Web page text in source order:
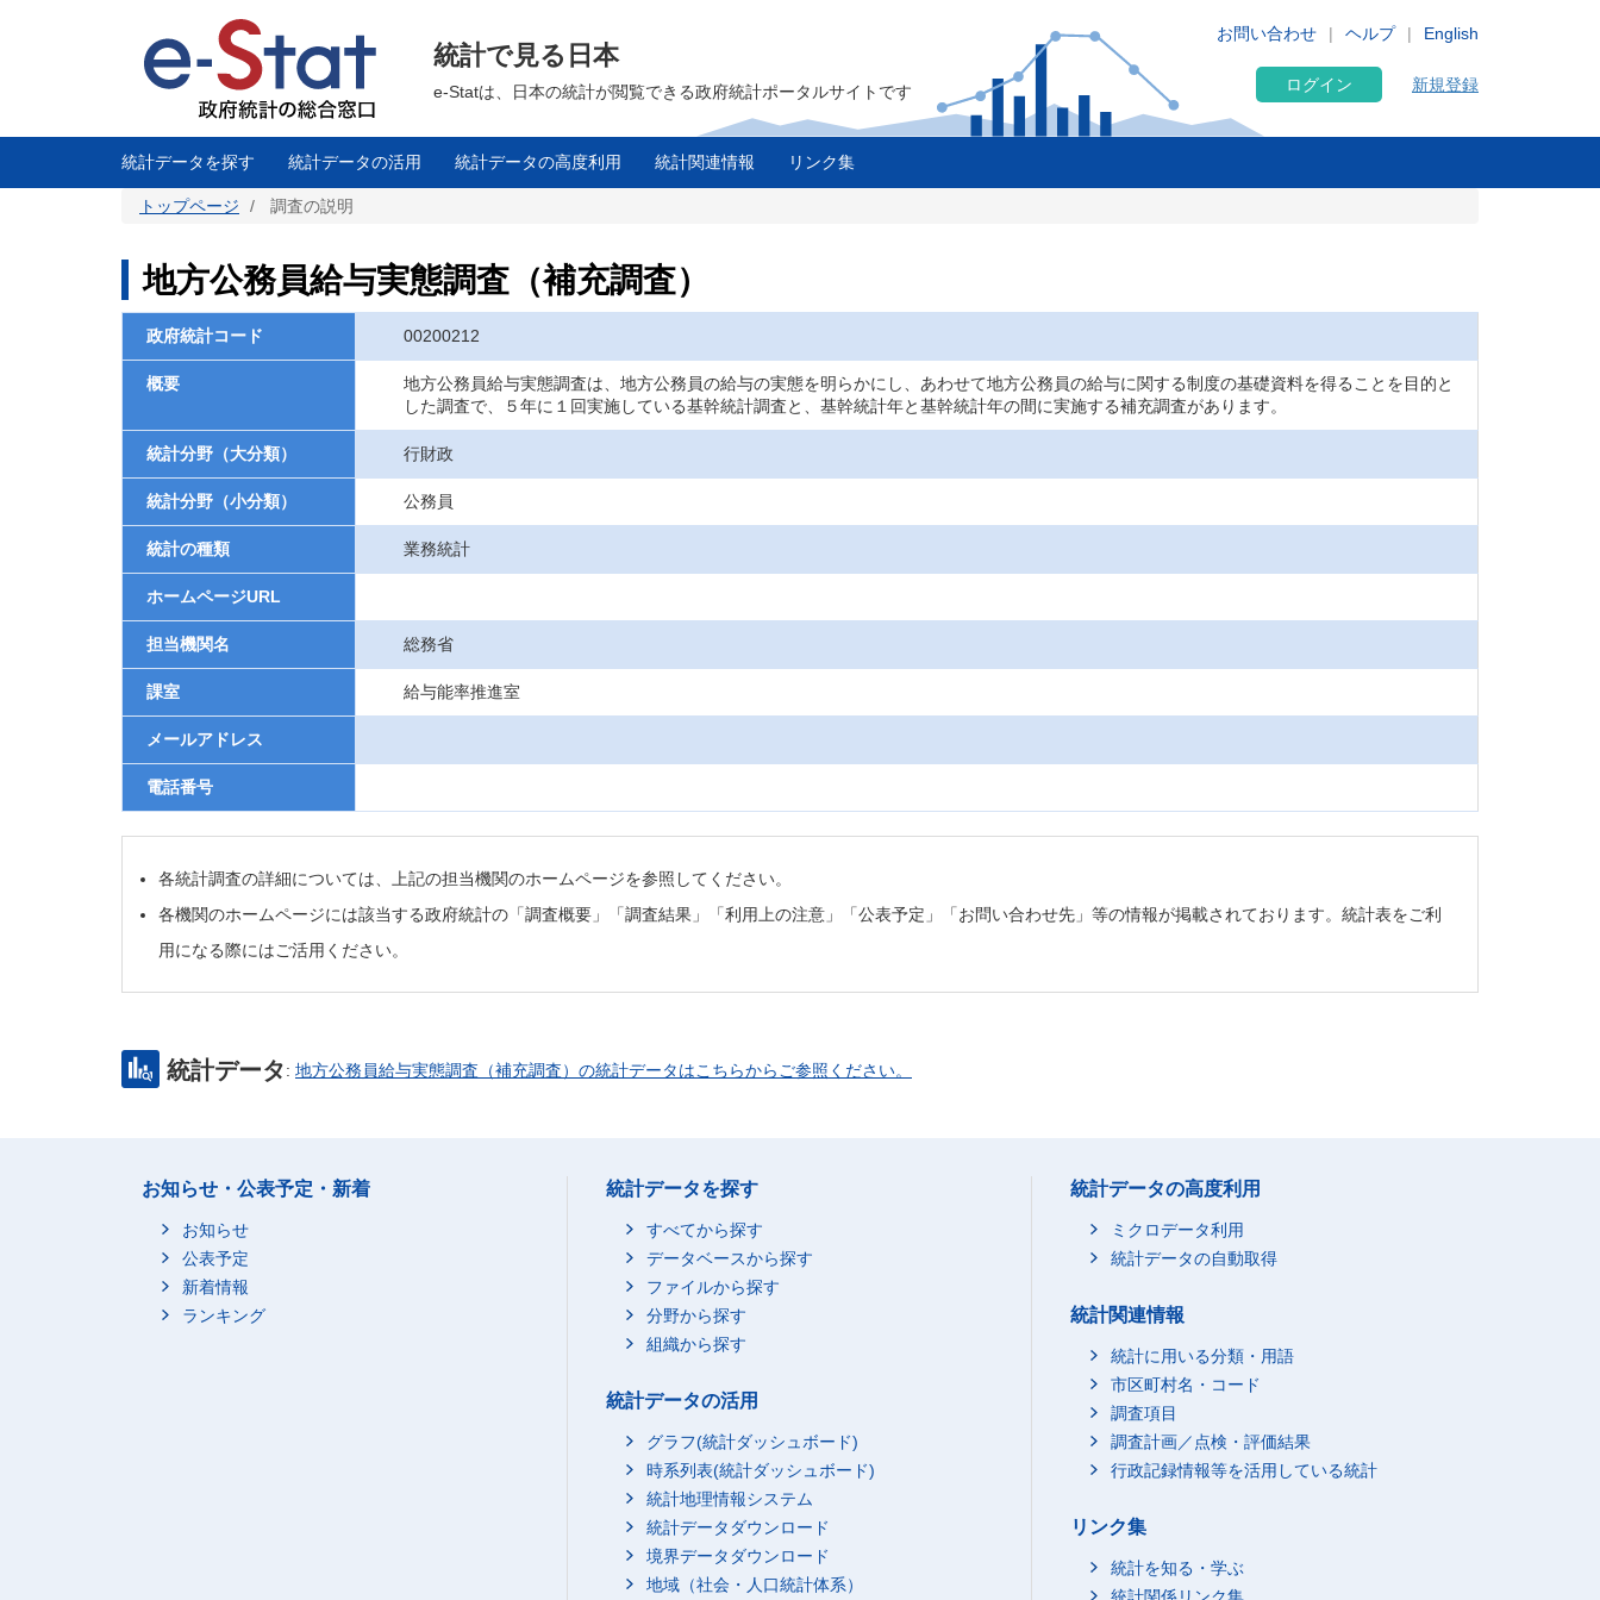
に
English
お問い合わせ ヘルプ
統計で見る日本
e-Statは、日本の統計が閲覧できる政府統計ポータルサイトです ログイン 新規登録
統計データを探す 統計データの活用 統計データの高度利用 統計関連情報 リンク集
トップページ 調査の説明
地方公務員給与実態調査（補充調査）
政府統計コード 00200212
概要
地方公務員給与実態調査は、地方公務員の給与の実態を明らかにし、あわせて地方公務員の給与に関する制度の基礎資料を得ることを目的と
した調査で、５年に１回実施している基幹統計調査と、基幹統計年と基幹統計年の間に実施する補充調査があります。
統計分野（大分類） 行財政
統計分野（小分類） 公務員
統計の種類 業務統計
ホームページURL
担当機関名 総務省
課室 給与能率推進室
メールアドレス
電話番号
各統計調査の詳細については、上記の担当機関のホームページを参照してください。
各機関のホームページには該当する政府統計の「調査概要」「調査結果」「利用上の注意」「公表予定」「お問い合わせ先」等の情報が掲載されております。統計表をご利
用になる際にはご活用ください。
統計データ: 地方公務員給与実態調査（補充調査）の統計データはこちらからご参照ください。
お知らせ・公表予定・新着
お知らせ
公表予定
新着情報
ランキング
統計データを探す
すべてから探す
データベースから探す
ファイルから探す
分野から探す
組織から探す
統計データの活用
グラフ(統計ダッシュボード)
時系列表(統計ダッシュボード)
統計地理情報システム
統計データダウンロード
境界データダウンロード
地域（社会・人口統計体系）
統計データの高度利用
ミクロデータ利用
統計データの自動取得
統計関連情報
統計に用いる分類・用語
市区町村名・コード
調査項目
調査計画／点検・評価結果
行政記録情報等を活用している統計
リンク集
統計を知る・学ぶ